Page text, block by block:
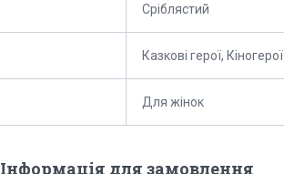
Сріблястий
Казкові герої, Кіногерої
Для жінок
Інформація для замовлення